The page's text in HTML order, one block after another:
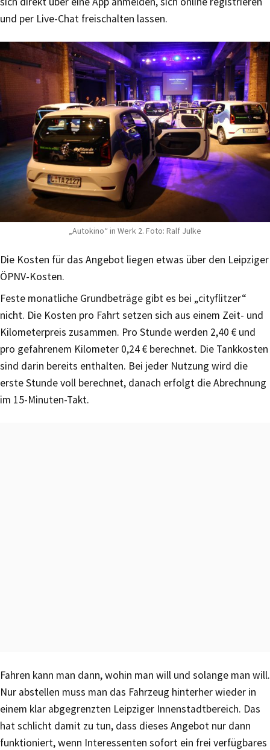
und per Live-Chat freischalten lassen.
„Autokino“ in Werk 2. Foto: Ralf Julke
Die Kosten für das Angebot liegen etwas über den Leipziger
ÖPNV-Kosten.
Feste monatliche Grundbeträge gibt es bei „cityflitzer“
nicht. Die Kosten pro Fahrt setzen sich aus einem Zeit- und
Kilometerpreis zusammen. Pro Stunde werden 2,40 € und
pro gefahrenem Kilometer 0,24 € berechnet. Die Tankkosten
sind darin bereits enthalten. Bei jeder Nutzung wird die
erste Stunde voll berechnet, danach erfolgt die Abrechnung
im 15-Minuten-Takt.
Fahren kann man dann, wohin man will und solange man will.
Nur abstellen muss man das Fahrzeug hinterher wieder in
einem klar abgegrenzten Leipziger Innenstadtbereich. Das
hat schlicht damit zu tun, dass dieses Angebot nur dann
funktioniert, wenn Interessenten sofort ein frei verfügbares